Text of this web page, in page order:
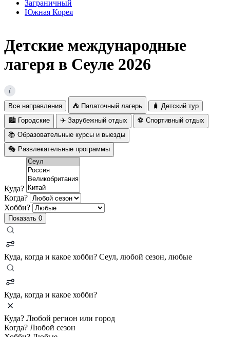
Заграничный
Южная Корея
Детские международные
лагеря в Сеуле 2026
i
Все направления ⛺ Палаточный лагерь
🧳 Детский тур
🏙️ Городские
✈️ Зарубежный отдых
⚽ Спортивный отдых
📚 Образовательные курсы и выезды
🎭 Развлекательные программы
Куда?
Когда?
Хобби?
Показать 0
Куда, когда и какое хобби? Сеул, любой сезон, любые
Куда, когда и какое хобби?
Куда? Любой регион или город
Когда? Любой сезон